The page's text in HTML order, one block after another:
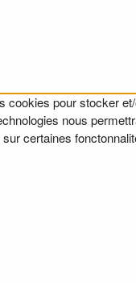
cookies pour stocker
nous
certaines